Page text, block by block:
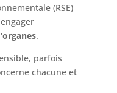
(RSE)
.
parfois
chacune et